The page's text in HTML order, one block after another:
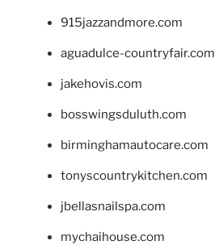
915jazzandmore.com
aguadulce-countryfair.com
jakehovis.com
bosswingsduluth.com
birminghamautocare.com
tonyscountrykitchen.com
jbellasnailspa.com
mychaihouse.com